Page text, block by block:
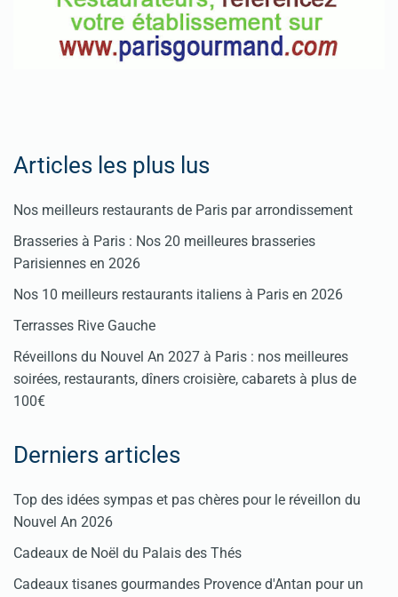
Articles les plus lus
Nos meilleurs restaurants de Paris par arrondissement
Brasseries à Paris : Nos 20 meilleures brasseries
Parisiennes en 2026
Nos 10 meilleurs restaurants italiens à Paris en 2026
Terrasses Rive Gauche
Réveillons du Nouvel An 2027 à Paris : nos meilleures
soirées, restaurants, dîners croisière, cabarets à plus de
100€
Derniers articles
Top des idées sympas et pas chères pour le réveillon du
Nouvel An 2026
Cadeaux de Noël du Palais des Thés
Cadeaux tisanes gourmandes Provence d'Antan pour un